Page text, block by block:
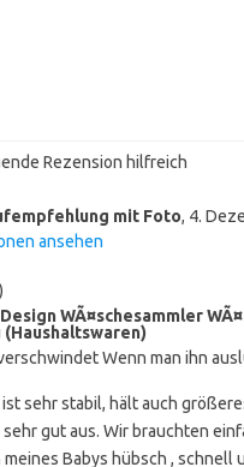
Rezension hilfreich
mit Foto, 4.
ansehen
)
WÃ¤schesammler
Wenn man ihn
sehr stabil, hält auch
gut aus. Wir brauchten
Babys hübsch , schnell